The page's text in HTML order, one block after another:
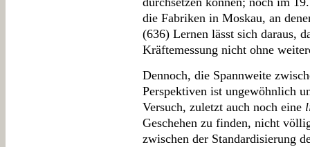
die Fabriken in Moskau, an
(636) Lernen lässt sich daraus,
Kräftemessung nicht ohne
Dennoch, die Spannweite
Perspektiven ist ungewöhnlich
Versuch, zuletzt auch noch eine
Geschehen zu finden, nicht
zwischen der Standardisierung